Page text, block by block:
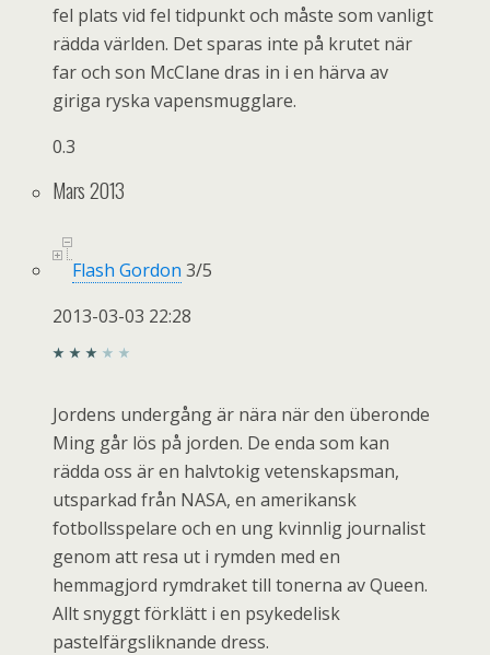
fel plats vid fel tidpunkt och måste som vanligt
rädda världen. Det sparas inte på krutet när
far och son McClane dras in i en härva av
giriga ryska vapensmugglare.
0.3
Mars 2013
Flash Gordon 3/5
2013-03-03 22:28
Jordens undergång är nära när den überonde
Ming går lös på jorden. De enda som kan
rädda oss är en halvtokig vetenskapsman,
utsparkad från NASA, en amerikansk
fotbollsspelare och en ung kvinnlig journalist
genom att resa ut i rymden med en
hemmagjord rymdraket till tonerna av Queen.
Allt snyggt förklätt i en psykedelisk
pastelfärgsliknande dress.